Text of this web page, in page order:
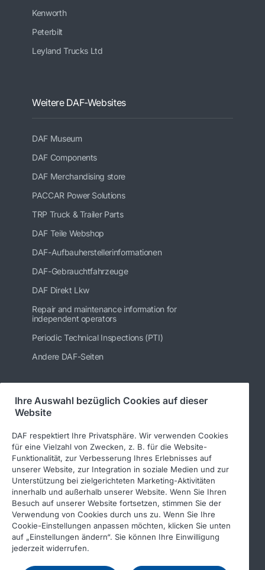
Kenworth
Peterbilt
Leyland Trucks Ltd
Weitere DAF-Websites
DAF Museum
DAF Components
DAF Merchandising store
PACCAR Power Solutions
TRP Truck & Trailer Parts
DAF Teile Webshop
DAF-Aufbauherstellerinformationen
DAF-Gebrauchtfahrzeuge
DAF Direkt Lkw
Repair and maintenance information for
independent operators
Periodic Technical Inspections (PTI)
Andere DAF-Seiten
Folgen Sie uns
© 2026 DAF
Rechtlicher Hinweis
Ihre Auswahl bezüglich Cookies auf dieser
Website
DAF respektiert Ihre Privatsphäre. Wir verwenden Cookies
für eine Vielzahl von Zwecken, z. B. für die Website-
Funktionalität, zur Verbesserung Ihres Erlebnisses auf
unserer Website, zur Integration in soziale Medien und zur
Unterstützung bei zielgerichteten Marketing-Aktivitäten
innerhalb und außerhalb unserer Website. Wenn Sie Ihren
Besuch auf unserer Website fortsetzen, stimmen Sie der
Verwendung von Cookies durch uns zu. Wenn Sie Ihre
Cookie-Einstellungen anpassen möchten, klicken Sie unten
auf „Einstellungen ändern“. Sie können Ihre Einwilligung
jederzeit widerrufen.